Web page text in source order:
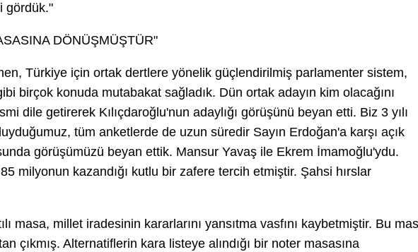
gördük."
DÖNÜŞMÜŞTÜR"
Türkiye için ortak dertlere yönelik güçlendirilmiş parlamenter sistem,
birçok konuda mutabakat sağladık. Dün ortak adayın kim olacağını
dile getirerek Kılıçdaroğlu'nun adaylığı görüşünü beyan etti. Biz 3 yılı
tüm anketlerde de uzun süredir Sayın Erdoğan'a karşı açık
görüşümüzü beyan ettik. Mansur Yavaş ile Ekrem İmamoğlu'ydu.
milyonun kazandığı kutlu bir zafere tercih etmiştir. Şahsi hırslar
masa, millet iradesinin kararlarını yansıtma vasfını kaybetmiştir. Bu
çıkmış. Alternatiflerin kara listeye alındığı bir noter masasına